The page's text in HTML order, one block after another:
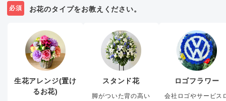
必須 お花のタイプをお教えください。
生花アレンジ(置け
るお花)
スタンド花
脚がついた背の高い
ロゴフラワー
会社ロゴやサービス